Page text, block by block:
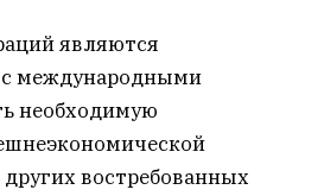
являются
с международными
необходимую
востребованных